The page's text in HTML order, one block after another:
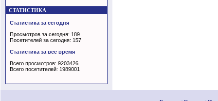
СТАТИСТИКА
Статистика за сегодня
Просмотров за сегодня: 189
Посетителей за сегодня: 157
Статистика за всё время
Всего просмотров: 9203426
Всего посетителей: 1989001